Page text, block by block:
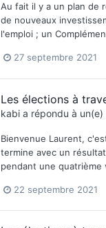
Au fait il y a un plan de
de nouveaux
l'emploi ; un
27 septembre 2021
Les élections à
kabi a répondu à
Bienvenue Laurent,
termine avec un
pendant une quatrième
22 septembre 2021